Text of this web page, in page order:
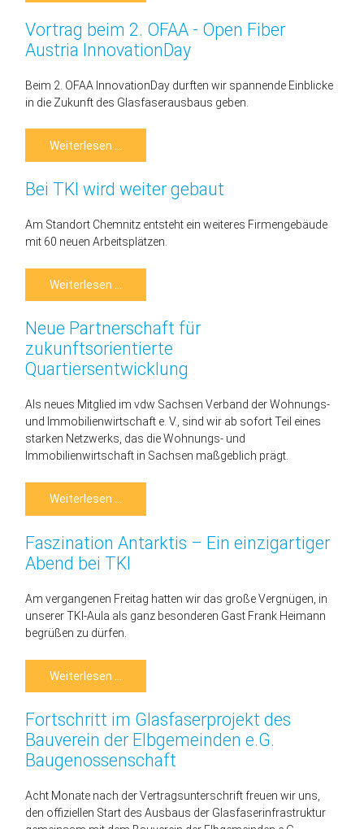
zur
terrestrischen
Programmverbreitung
Vortrag beim 2. OFAA - Open Fiber
Austria InnovationDay
Beim 2. OFAA InnovationDay durften wir spannende Einblicke
in die Zukunft des Glasfaserausbaus geben.
Weiterlesen …
-
Austria
InnovationDay
Bei TKI wird weiter gebaut
Am Standort Chemnitz entsteht ein weiteres Firmengebäude
mit 60 neuen Arbeitsplätzen.
Weiterlesen …
gebaut
Neue Partnerschaft für
zukunftsorientierte
Quartiersentwicklung
Als neues Mitglied im vdw Sachsen Verband der Wohnungs-
und Immobilienwirtschaft e. V., sind wir ab sofort Teil eines
starken Netzwerks, das die Wohnungs- und
Immobilienwirtschaft in Sachsen maßgeblich prägt.
Weiterlesen …
Quartiersentwicklung
Faszination Antarktis – Ein einzigartiger
Abend bei TKI
Am vergangenen Freitag hatten wir das große Vergnügen, in
unserer TKI-Aula als ganz besonderen Gast Frank Heimann
begrüßen zu dürfen.
Weiterlesen …
einzigartiger
Abend
bei
TKI
Fortschritt im Glasfaserprojekt des
Bauverein der Elbgemeinden e.G.
Baugenossenschaft
Acht Monate nach der Vertragsunterschrift freuen wir uns,
den offiziellen Start des Ausbaus der Glasfaserinfrastruktur